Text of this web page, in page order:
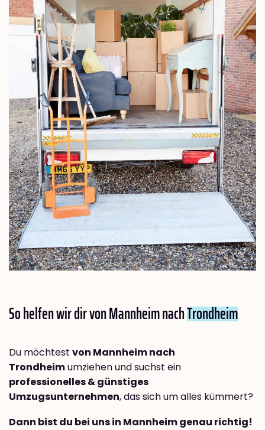
So helfen wir dir von Mannheim nachTrondheim
Du möchtest von Mannheim nach
Trondheimumziehen und suchst ein
professionelles & günstiges
Umzugsunternehmen, das sich um alles kümmert?
Dann bist du bei uns in Mannheim genau richtig!